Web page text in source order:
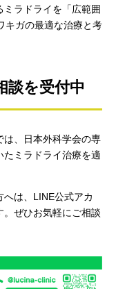
ラドライを「広範囲
キガの最適な治療と考
談を受付中
は、日本外科学会の専
たミラドライ治療を適
へは、LINE公式アカ
。ぜひお気軽にご相談